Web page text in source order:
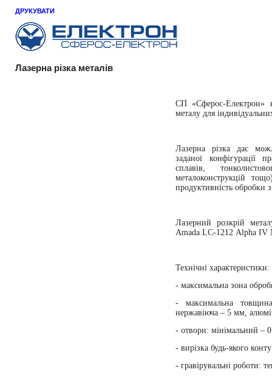
ДРУКУВАТИ
Лазерна різка металів
СП «Сферос-Електрон»
металу для
Лазерна різка дає
заданої конфігурації
сплавів,
металоконструкцій
продуктивність обробки
Лазерний розкрій
Amada LC-1212Alpha IV
Технічні характеристики:
- максимальна зона
- максимальна
нержавіюча –5 мм,
- отвори: мінімальний –
- вирізка будь-якого
- гравірувальні роботи: